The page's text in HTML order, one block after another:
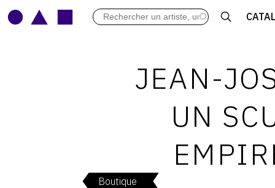
ARCHIVES DES EXPOSITIONS
LEXIQUE ARTISTIQUE
JEAN-
UN
Boutique